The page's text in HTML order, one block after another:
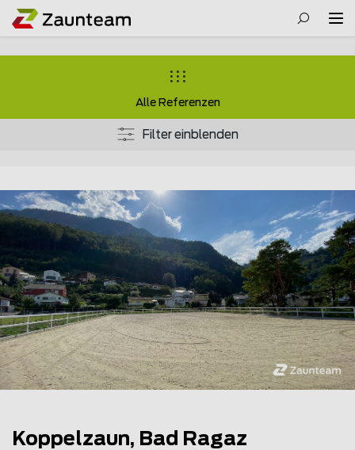
Alle Referenzen
Filter einblenden
Koppelzaun, Bad Ragaz